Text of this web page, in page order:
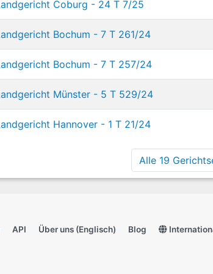
Coburg - 24 T 7/25
Bochum - 7 T 261/24
Bochum - 7 T 257/24
Münster - 5 T 529/24
Hannover - 1 T 21/24
Alle 19
API Über uns (Englisch) Blog